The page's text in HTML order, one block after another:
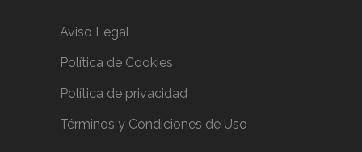
Aviso Legal
Política de Cookies
Política de privacidad
Términos y Condiciones de Uso